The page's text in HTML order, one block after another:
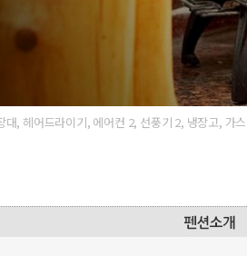
대, 헤어드라이기, 에어컨 2, 선풍기 2, 냉장고,